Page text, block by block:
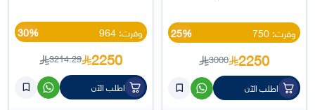
وفرت: 750 25%
2250
3000
اطلب الآن
وفرت: 964 30%
2250
3214.29
اطلب الآن